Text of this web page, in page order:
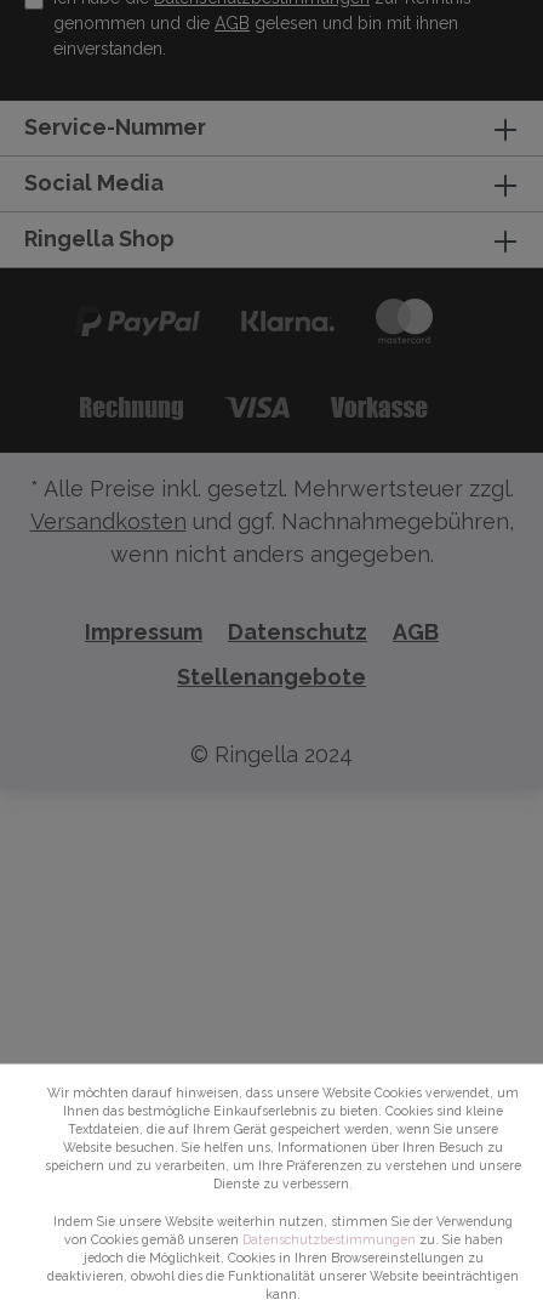
genommen und die AGB gelesen und bin mit ihnen
einverstanden.
Service-Nummer
Social Media
Ringella Shop
* Alle Preise inkl. gesetzl. Mehrwertsteuer zzgl.
Versandkosten und ggf. Nachnahmegebühren,
wenn nicht anders angegeben.
Impressum Datenschutz
AGB
Stellenangebote
© Ringella 2024
Wir möchten darauf hinweisen, dass unsere Website Cookies verwendet, um
Ihnen das bestmögliche Einkaufserlebnis zu bieten. Cookies sind kleine
Textdateien, die auf Ihrem Gerät gespeichert werden, wenn Sie unsere
Website besuchen. Sie helfen uns, Informationen über Ihren Besuch zu
speichern und zu verarbeiten, um Ihre Präferenzen zu verstehen und unsere
Dienste zu verbessern.
Indem Sie unsere Website weiterhin nutzen, stimmen Sie der Verwendung
von Cookies gemäß unseren Datenschutzbestimmungen zu. Sie haben
jedoch die Möglichkeit, Cookies in Ihren Browsereinstellungen zu
deaktivieren, obwohl dies die Funktionalität unserer Website beeinträchtigen
kann.